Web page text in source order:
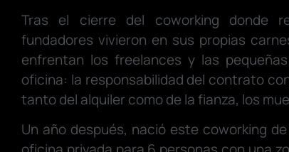
Tras el cierre del coworking donde
fundadores vivieron en sus propias
enfrentan los freelances y las
oficina: la responsabilidad del contrato
tanto del alquiler como de la fianza, los
Un año después, nació este coworking